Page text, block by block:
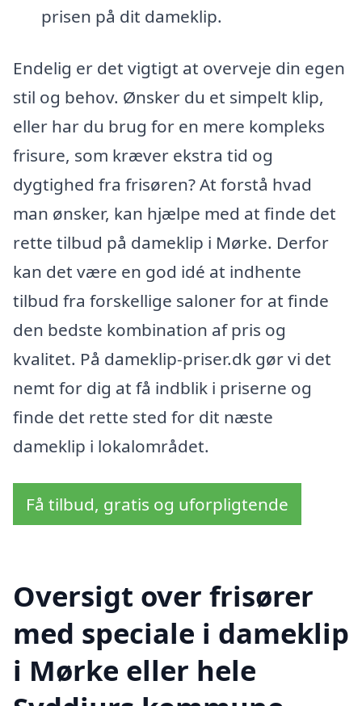
prisen på dit dameklip.
Endelig er det vigtigt at overveje din egen
stil og behov. Ønsker du et simpelt klip,
eller har du brug for en mere kompleks
frisure, som kræver ekstra tid og
dygtighed fra frisøren? At forstå hvad
man ønsker, kan hjælpe med at finde det
rette tilbud på dameklip i Mørke. Derfor
kan det være en god idé at indhente
tilbud fra forskellige saloner for at finde
den bedste kombination af pris og
kvalitet. På dameklip-priser.dk gør vi det
nemt for dig at få indblik i priserne og
finde det rette sted for dit næste
dameklip i lokalområdet.
Få tilbud, gratis og uforpligtende
Oversigt over frisører
med speciale i dameklip
i Mørke eller hele